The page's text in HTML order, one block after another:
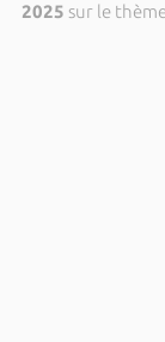
2025 sur le